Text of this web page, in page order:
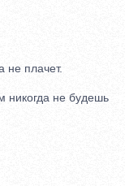
плачет.
не будешь